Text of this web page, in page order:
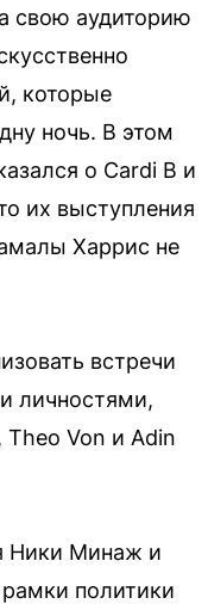
свою аудиторию
которые
ночь. В этом
о Cardi B и
их выступления
Харрис не
встречи
личностями,
Theo Von и Adin
Ники Минаж и
политики